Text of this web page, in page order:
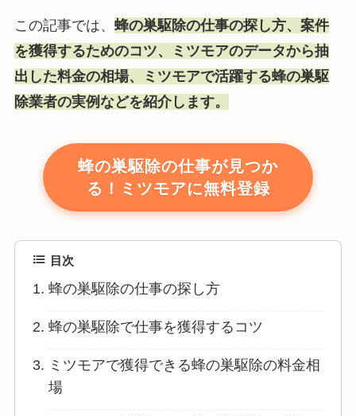
この記事では、 蜂の巣駆除の仕事の探し方、案件
を獲得するためのコツ、ミツモアのデータから抽
出した料金の相場、ミツモアで活躍する蜂の巣駆
除業者の実例などを紹介します。
蜂の巣駆除の仕事が見つか
る！ミツモアに無料登録
目次
蜂の巣駆除の仕事の探し方
蜂の巣駆除で仕事を獲得するコツ
ミツモアで獲得できる蜂の巣駆除の料金相
場